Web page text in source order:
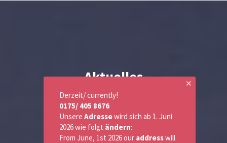
Aktuelles
✕
Derzeit/ currently!
0175/ 405 8676
Unsere Adressewird sich ab 1. Juni
2026 wie folgt ändern:
From June, 1st 2026 our addresswill